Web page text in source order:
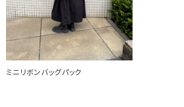
ミニリボンバッグパック